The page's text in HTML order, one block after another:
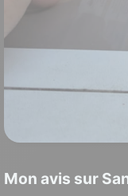
Mon avis sur